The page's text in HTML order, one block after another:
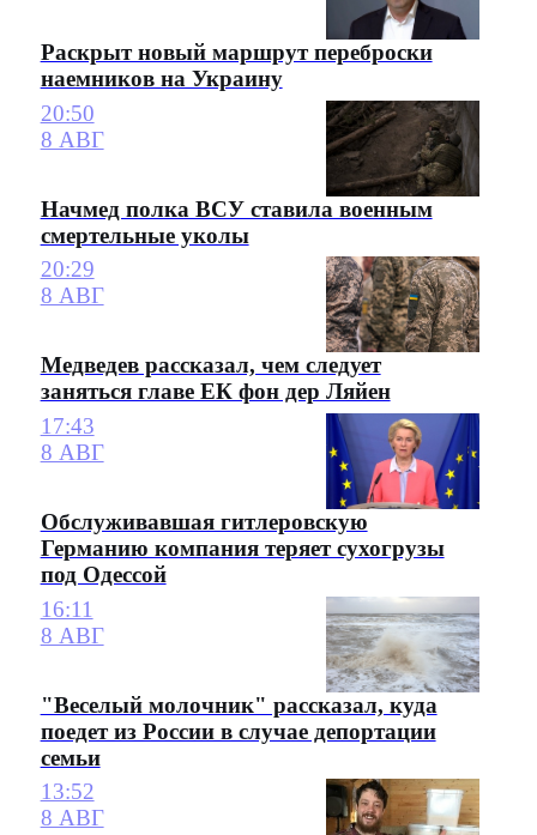
Раскрыт новый маршрут переброски
наемников на Украину
20:50
8 АВГ
Начмед полка ВСУ ставила военным
смертельные уколы
20:29
8 АВГ
Медведев рассказал, чем следует
заняться главе ЕК фон дер Ляйен
17:43
8 АВГ
Обслуживавшая гитлеровскую
Германию компания теряет сухогрузы
под Одессой
16:11
8 АВГ
"Веселый молочник" рассказал, куда
поедет из России в случае депортации
семьи
13:52
8 АВГ